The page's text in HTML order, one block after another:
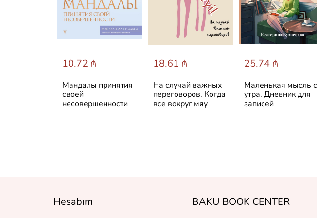
10.72 ₼
Мандалы принятия
своей
несовершенности
18.61 ₼
На случай важных
переговоров. Когда
все вокруг мяу
25.74 ₼
Маленькая мысль с
утра. Дневник для
записей
Hesabım BAKU BOOK CENTER